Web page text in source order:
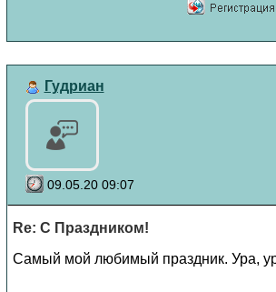
Гудриан
09.05.20 09:07
Re: С Праздником!
Самый мой любимый праздник. Ура,